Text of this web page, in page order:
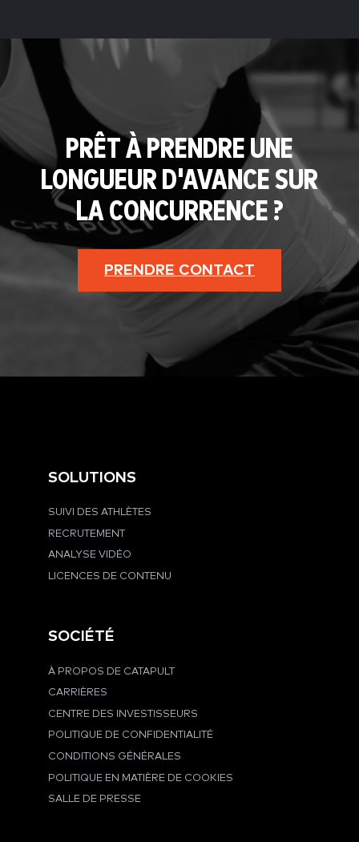
PRÊT À PRENDRE UNE
LONGUEUR D'AVANCE SUR
LA CONCURRENCE ?
PRENDRE CONTACT
SOLUTIONS
SUIVI DES ATHLÈTES
RECRUTEMENT
ANALYSE VIDÉO
LICENCES DE CONTENU
SOCIÉTÉ
À PROPOS DE CATAPULT
CARRIÈRES
CENTRE DES INVESTISSEURS
POLITIQUE DE CONFIDENTIALITÉ
CONDITIONS GÉNÉRALES
POLITIQUE EN MATIÈRE DE COOKIES
SALLE DE PRESSE